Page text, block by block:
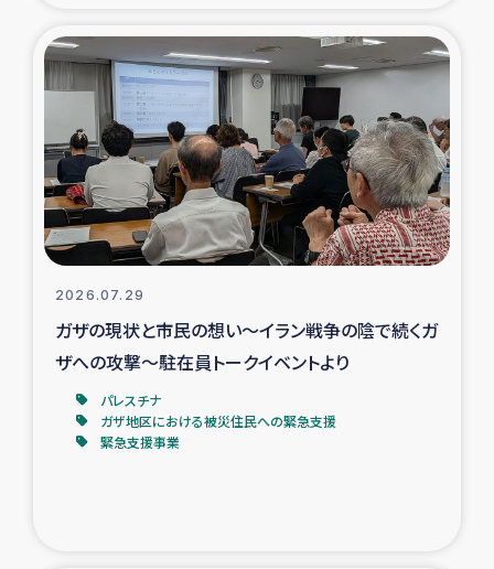
漁民によるマングローブ植林活動
レバノンでのシリア難民への食糧・越冬支援
レバノンにおける緊急支援
レバノンでのシリア難民への教育支援事業
レバノンでのシリア難民・レバノン人への農業支援
海外ルーツの市民との共生
神原ゼミxパルシック
2026.07.29
ガザの現状と市民の想い～イラン戦争の陰で続くガ
ザへの攻撃～駐在員トークイベントより
パレスチナ
ガザ地区における被災住民への緊急支援
緊急支援事業